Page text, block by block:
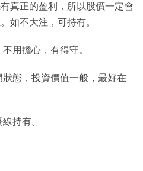
真正的盈利，所以股價一定會
如不大注，可持有。
用擔心，有得守。
態，投資價值一般，最好在
持有。